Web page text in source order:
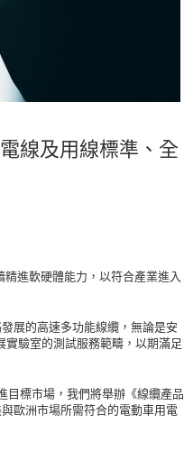
線及用線標準、全
進軟硬體能力，以符合產業進入
展的高速多功能線纜，無論是安
驗室的測試服務範疇，以期滿足
目標市場，我們將舉辦《線纜產品
歐洲市場所需符合的電動車用電